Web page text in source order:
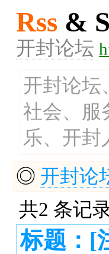
Rss &
开封论坛
开封论坛
社会、服
乐、开封
◎ 开封论
共2 条记
标题：[